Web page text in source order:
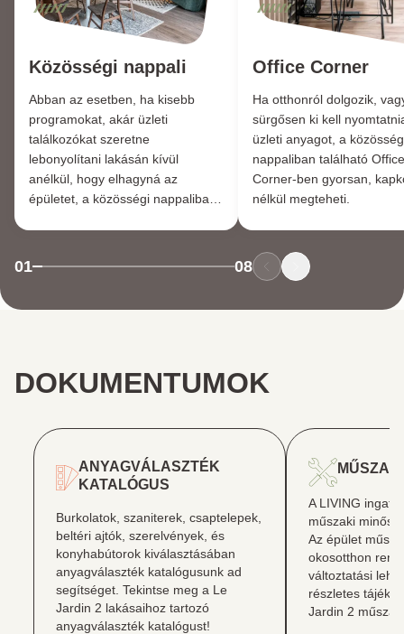
Közösségi nappali
Abban az esetben, ha kisebb
programokat, akár üzleti
találkozókat szeretne
lebonyolítani lakásán kívül
anélkül, hogy elhagyná az
épületet, a közösségi nappaliban
Office Corner
Ha otthonról dolgozik,
sürgősen ki kell
üzleti anyagot, a
nappaliban található Office
Corner-ben gyorsan,
nélkül megteheti.
01 08
DOKUMENTUMOK
ANYAGVÁLASZTÉK
KATALÓGUS
Burkolatok, szaniterek, csaptelepek,
beltéri ajtók, szerelvények, és
konyhabútorok kiválasztásában
anyagválaszték katalógusunk ad
segítséget. Tekintse meg a Le
Jardin 2 lakásaihoz tartozó
anyagválaszték katalógust!
A LIVING
műszaki
Az épület
okosotthon
változtatási
részletes
Jardin 2